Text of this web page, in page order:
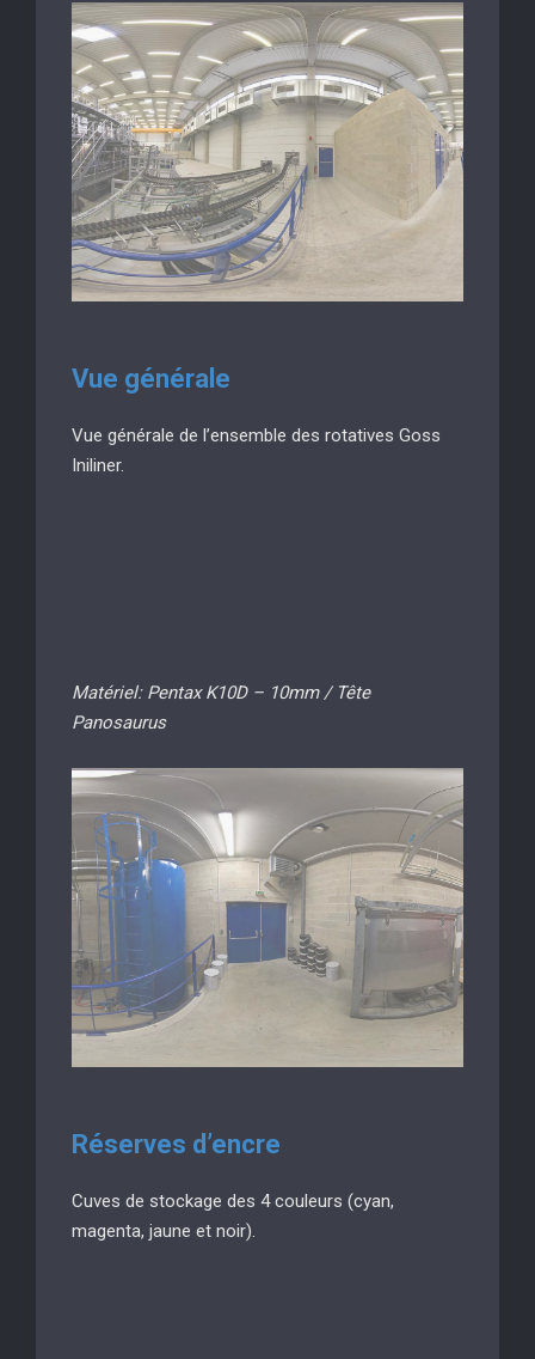
Vue générale
Vue générale de l’ensemble des rotatives Goss
Iniliner.
Matériel: Pentax K10D – 10mm / Tête
Panosaurus
Réserves d’encre
Cuves de stockage des 4 couleurs (cyan,
magenta, jaune et noir).